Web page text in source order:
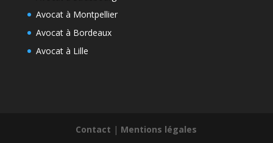
Avocat à Montpellier
Avocat à Bordeaux
Avocat à Lille
Contact | Mentions légales